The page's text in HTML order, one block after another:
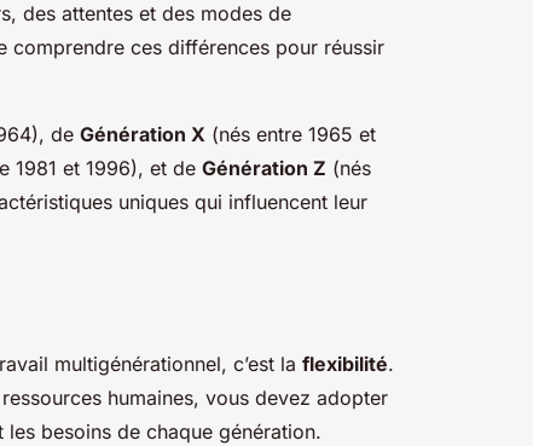
des attentes et des modes de
ces différences pour réussir
de Génération X (nés entre 1965 et
1981 et 1996), et de Génération Z (nés
uniques qui influencent leur
multigénérationnel, c’est la flexibilité.
humaines, vous devez adopter
besoins de chaque génération.